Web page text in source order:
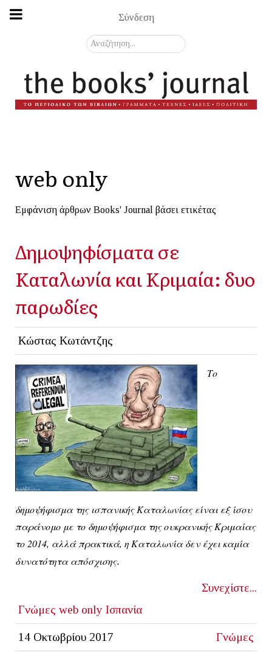
Σύνδεση
Αναζήτηση...
web only
Εμφάνιση άρθρων Books' Journal βάσει ετικέτας
Δημοψηφίσματα σε
Καταλωνία και Κριμαία: δυο
παρωδίες
Κώστας Κωτάντζης
Το
δημοψήφισμα της ισπανικής Καταλωνίας είναι εξ ίσου
παράνομο με το δημοψήφισμα της ουκρανικής Κριμαίας
το 2014, αλλά πρακτικά, η Καταλωνία δεν έχει καμία
δυνατότητα απόσχισης.
Συνεχίστε...
Γνώμες web only Ισπανία
14 Οκτωβρίου 2017 Γνώμες